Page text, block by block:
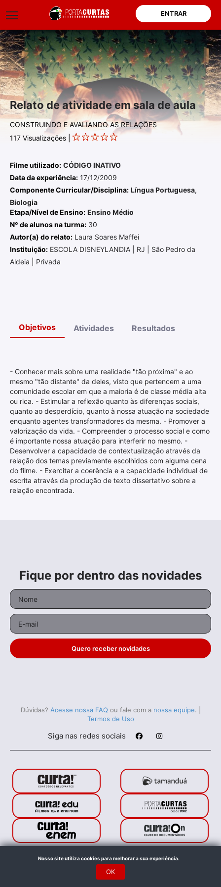
ENTRAR
Relato de atividade em sala de aula
CONSTRUINDO E AVALIANDO AS RELAÇÕES
117 Visualizações |
Filme utilizado: CÓDIGO INATIVO
Data da experiência: 17/12/2009
Componente Curricular/Disciplina: Língua Portuguesa,
Biologia
Etapa/Nível de Ensino: Ensino Médio
Nº de alunos na turma: 30
Autor(a) do relato: Laura Soares Maffei
Instituição: ESCOLA DISNEYLANDIA | RJ | São Pedro da
Aldeia | Privada
Objetivos Atividades Resultados
- Conhecer mais sobre uma realidade "tão próxima" e ao
mesmo "tão distante" da deles, visto que pertencem a uma
comunidade escolar em que a maioria é de classe média alta
ou rica. - Estimular a reflexão quanto às diferenças sociais,
quanto ao desperdício, quanto à nossa atuação na sociedade
enquanto agentes transformadores da mesma. - Promover a
valorização da vida. - Compreender o processo social e como
é importante nossa atuação para interferir no mesmo. -
Desenvolver a capacidade de contextualização através da
relação dos temas previamente escolhidos com alguma cena
do filme. - Exercitar a coerência e a capacidade individual de
escrita através da produção de texto dissertativo sobre a
relação encontrada.
Fique por dentro das novidades
Quero receber novidades
Dúvidas? Acesse nossa FAQ ou fale com a nossa equipe.
Termos de Uso
Siga nas redes sociais
Porta Curtas © 2021. Todos os direitos reservados.
no Rio de Janeiro
Nosso site utiliza cookies para melhorar a sua experiência.
OK